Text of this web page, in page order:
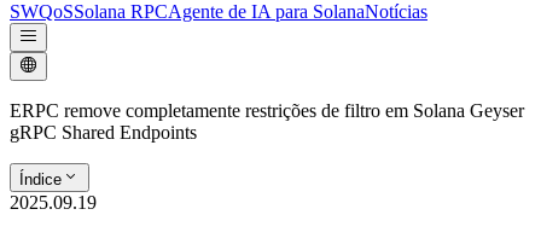
SWQoSSolana RPCAgente de IA para SolanaNotícias
ERPC remove completamente restrições de filtro em Solana Geyser
gRPC Shared Endpoints
Índice
2025.09.19